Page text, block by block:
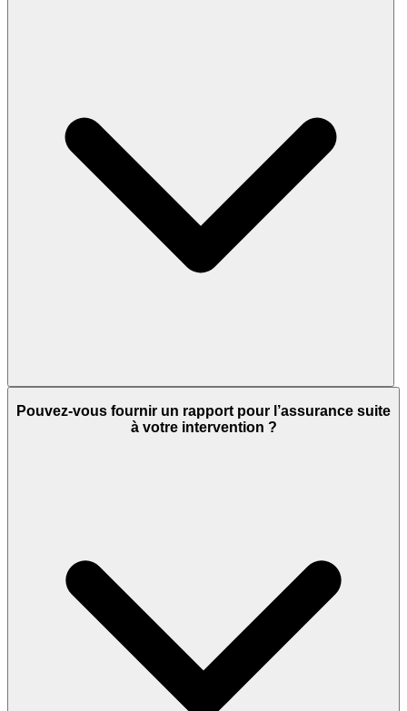
Pouvez-vous fournir un rapport pour l’assurance suite
à votre intervention ?